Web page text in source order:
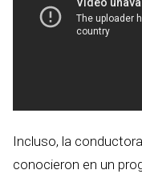
Incluso, la
conocieron en un